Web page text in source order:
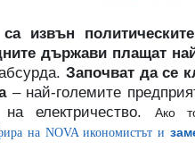
извън
държави плащат
Започват да се
– най-големите
електричество.
Ако
на NOVA икономистът и